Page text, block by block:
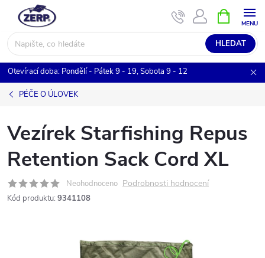
obsah
HLEDAT
NÁKUPNÍ
KOŠÍK
Otevírací doba: Pondělí - Pátek 9 - 19, Sobota 9 - 12
PÉČE O ÚLOVEK
Vezírek Starfishing Repus
Retention Sack Cord XL
Neohodnoceno Podrobnosti hodnocení
Kód produktu: 9341108